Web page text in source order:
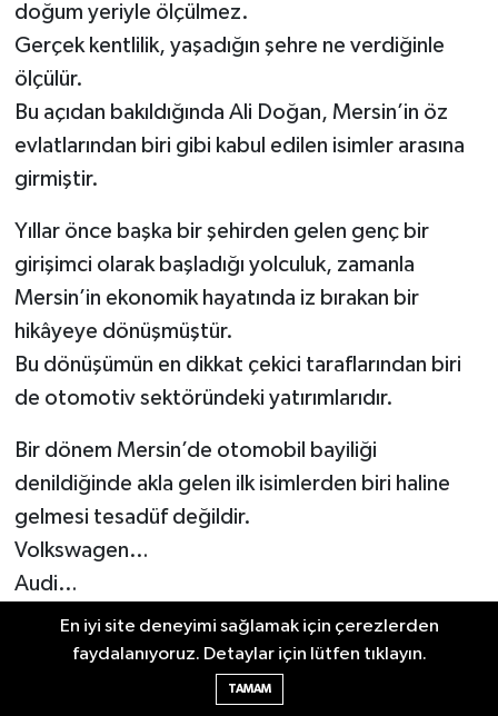
doğum yeriyle ölçülmez.
Gerçek kentlilik, yaşadığın şehre ne verdiğinle
ölçülür.
Bu açıdan bakıldığında Ali Doğan, Mersin’in öz
evlatlarından biri gibi kabul edilen isimler arasına
girmiştir.
Yıllar önce başka bir şehirden gelen genç bir
girişimci olarak başladığı yolculuk, zamanla
Mersin’in ekonomik hayatında iz bırakan bir
hikâyeye dönüşmüştür.
Bu dönüşümün en dikkat çekici taraflarından biri
de otomotiv sektöründeki yatırımlarıdır.
Bir dönem Mersin’de otomobil bayiliği
denildiğinde akla gelen ilk isimlerden biri haline
gelmesi tesadüf değildir.
Volkswagen…
Audi…
Servis hizmetleri…
Satış organizasyonları…
En iyi site deneyimi sağlamak için çerezlerden
faydalanıyoruz. Detaylar için lütfen tıklayın.
TAMAM